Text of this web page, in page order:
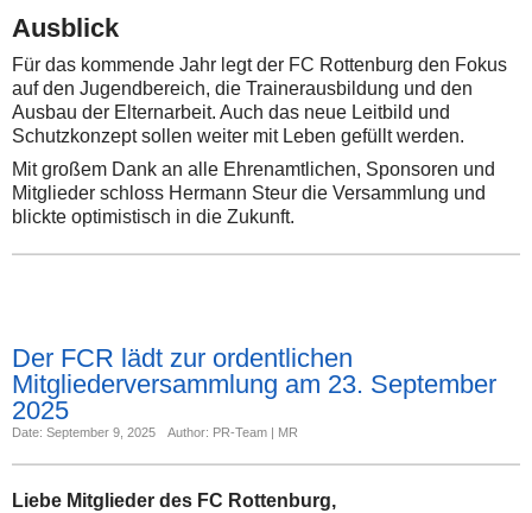
Ausblick
Für das kommende Jahr legt der FC Rottenburg den Fokus
auf den Jugendbereich, die Trainerausbildung und den
Ausbau der Elternarbeit. Auch das neue Leitbild und
Schutzkonzept sollen weiter mit Leben gefüllt werden.
Mit großem Dank an alle Ehrenamtlichen, Sponsoren und
Mitglieder schloss Hermann Steur die Versammlung und
blickte optimistisch in die Zukunft.
Der FCR lädt zur ordentlichen
Mitgliederversammlung am 23. September
2025
Date: September 9, 2025 Author: PR-Team | MR
Liebe Mitglieder des FC Rottenburg,